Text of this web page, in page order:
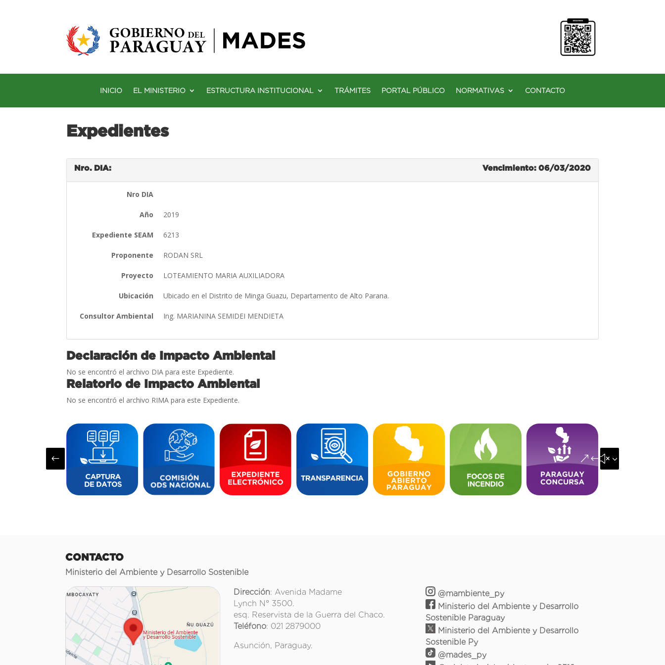
INICIO EL MINISTERIO ESTRUCTURA INSTITUCIONAL TRÁMITES PORTAL PÚBLICO NORMATIVAS CONTACTO
Expedientes
Nro. DIA: Vencimiento: 06/03/2020
Nro DIA
Año 2019
Expediente SEAM 6213
Proponente RODAN SRL
Proyecto LOTEAMIENTO MARIA AUXILIADORA
Ubicación Ubicado en el Distrito de Minga Guazu, Departamento de Alto Parana.
Consultor Ambiental Ing. MARIANINA SEMIDEI MENDIETA
Declaración de Impacto Ambiental
No se encontró el archivo DIA para este Expediente.
Relatorio de Impacto Ambiental
No se encontró el archivo RIMA para este Expediente.
# &#x35;
CONTACTO
Ministerio del Ambiente y Desarrollo Sostenible
Dirección: Avenida Madame
Lynch N° 3500.
esq. Reservista de la Guerra del Chaco.
Teléfono: 021 2879000
Asunción, Paraguay.
@mambiente_py
Ministerio del Ambiente y Desarrollo
Sostenible Paraguay
Ministerio del Ambiente y Desarrollo
Sostenible Py
@mades_py